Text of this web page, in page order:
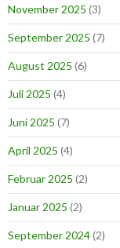
November 2025 (3)
September 2025 (7)
August 2025 (6)
Juli 2025 (4)
Juni 2025 (7)
April 2025 (4)
Februar 2025 (2)
Januar 2025 (2)
September 2024(2)